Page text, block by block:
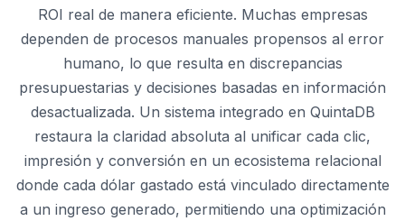
ROI real de manera eficiente. Muchas empresas
dependen de procesos manuales propensos al error
humano, lo que resulta en discrepancias
presupuestarias y decisiones basadas en información
desactualizada. Un sistema integrado en QuintaDB
restaura la claridad absoluta al unificar cada clic,
impresión y conversión en un ecosistema relacional
donde cada dólar gastado está vinculado directamente
a un ingreso generado, permitiendo una optimización